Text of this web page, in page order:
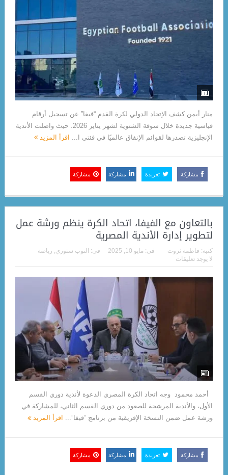
منار أيمن كشف الإتحاد الدولي لكرة القدم “فيفا” عن تسجيل أرقام
قياسية جديدة خلال سوقة الشتوية لشهر يناير 2026. حيث واصلت الأندية
الإنجليزية تصدرها لقوائم الإنفاق عالميًا في فئتي ا... اقرأ المزيد
مشاركة تغريدة مشاركة مشاركة
بالتعاون مع الفيفا، اتحاد الكرة ينظم ورشة عمل
لتطوير إدارة الأندية المصرية
كتبه: فاطمة ثروت فى: مايو 10, 2025 فى: التوب ستوري, رياضة
لا يوجد تعليقات
أحمد محمود وجه اتحاد الكرة المصري الدعوة لأندية دوري القسم
الأول، والأندية المرشحة للصعود من دوري القسم الثاني، للمشاركة في
ورشة عمل ضمن النسخة الإفريقية من برنامج “فيفا”... اقرأ المزيد
مشاركة تغريدة مشاركة مشاركة